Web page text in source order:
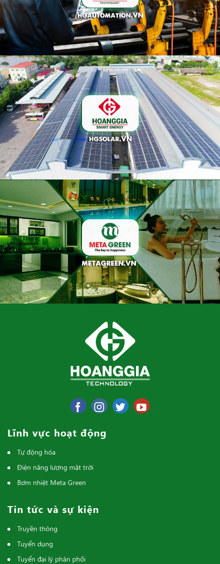
Lĩnh vực hoạt động
Tự động hóa
Điện năng lượng mặt trời
Bơm nhiệt Meta Green
Tin tức và sự kiện
Truyền thông
Tuyển dụng
Tuyển đại lý phân phối